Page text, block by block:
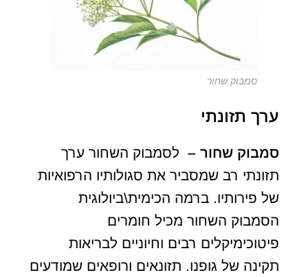
סמבוק שחור
ערך תזונתי
סמבוק שחור – לסמבוק השחור ערך
תזונתי רב שמסביר את סגולותיו הרפואיות
של פירותיו. ברמה הכימית\ביולוגית
הסמבוק השחור מכיל חומרים
פיטוכימיקלים רבים וחיוניים לבריאות
תקינה של גופנו. תזונאים ורופאים שמודעים